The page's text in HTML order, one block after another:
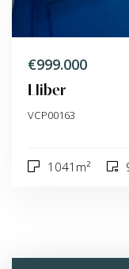
€999.000
Lliber
VCP00163
1041m²